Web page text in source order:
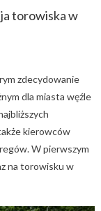
torowiska w
zdecydowanie
dla miasta węźle
kierowców
W pierwszym
na torowisku w